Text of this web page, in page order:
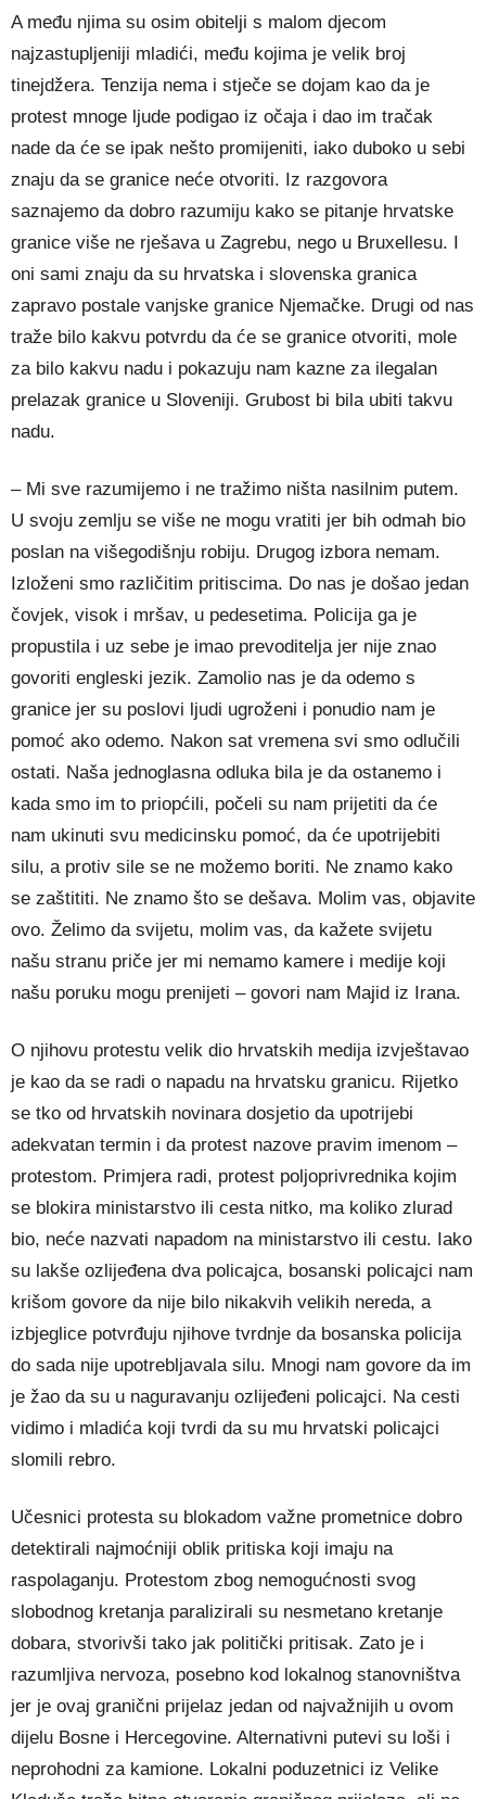
A među njima su osim obitelji s malom djecom
najzastupljeniji mladići, među kojima je velik broj
tinejdžera. Tenzija nema i stječe se dojam kao da je
protest mnoge ljude podigao iz očaja i dao im tračak
nade da će se ipak nešto promijeniti, iako duboko u sebi
znaju da se granice neće otvoriti. Iz razgovora
saznajemo da dobro razumiju kako se pitanje hrvatske
granice više ne rješava u Zagrebu, nego u Bruxellesu. I
oni sami znaju da su hrvatska i slovenska granica
zapravo postale vanjske granice Njemačke. Drugi od nas
traže bilo kakvu potvrdu da će se granice otvoriti, mole
za bilo kakvu nadu i pokazuju nam kazne za ilegalan
prelazak granice u Sloveniji. Grubost bi bila ubiti takvu
nadu.
– Mi sve razumijemo i ne tražimo ništa nasilnim putem.
U svoju zemlju se više ne mogu vratiti jer bih odmah bio
poslan na višegodišnju robiju. Drugog izbora nemam.
Izloženi smo različitim pritiscima. Do nas je došao jedan
čovjek, visok i mršav, u pedesetima. Policija ga je
propustila i uz sebe je imao prevoditelja jer nije znao
govoriti engleski jezik. Zamolio nas je da odemo s
granice jer su poslovi ljudi ugroženi i ponudio nam je
pomoć ako odemo. Nakon sat vremena svi smo odlučili
ostati. Naša jednoglasna odluka bila je da ostanemo i
kada smo im to priopćili, počeli su nam prijetiti da će
nam ukinuti svu medicinsku pomoć, da će upotrijebiti
silu, a protiv sile se ne možemo boriti. Ne znamo kako
se zaštititi. Ne znamo što se dešava. Molim vas, objavite
ovo. Želimo da svijetu, molim vas, da kažete svijetu
našu stranu priče jer mi nemamo kamere i medije koji
našu poruku mogu prenijeti – govori nam Majid iz Irana.
O njihovu protestu velik dio hrvatskih medija izvještavao
je kao da se radi o napadu na hrvatsku granicu. Rijetko
se tko od hrvatskih novinara dosjetio da upotrijebi
adekvatan termin i da protest nazove pravim imenom –
protestom. Primjera radi, protest poljoprivrednika kojim
se blokira ministarstvo ili cesta nitko, ma koliko zlurad
bio, neće nazvati napadom na ministarstvo ili cestu. Iako
su lakše ozlijeđena dva policajca, bosanski policajci nam
krišom govore da nije bilo nikakvih velikih nereda, a
izbjeglice potvrđuju njihove tvrdnje da bosanska policija
do sada nije upotrebljavala silu. Mnogi nam govore da im
je žao da su u naguravanju ozlijeđeni policajci. Na cesti
vidimo i mladića koji tvrdi da su mu hrvatski policajci
slomili rebro.
Učesnici protesta su blokadom važne prometnice dobro
detektirali najmoćniji oblik pritiska koji imaju na
raspolaganju. Protestom zbog nemogućnosti svog
slobodnog kretanja paralizirali su nesmetano kretanje
dobara, stvorivši tako jak politički pritisak. Zato je i
razumljiva nervoza, posebno kod lokalnog stanovništva
jer je ovaj granični prijelaz jedan od najvažnijih u ovom
dijelu Bosne i Hercegovine. Alternativni putevi su loši i
neprohodni za kamione. Lokalni poduzetnici iz Velike